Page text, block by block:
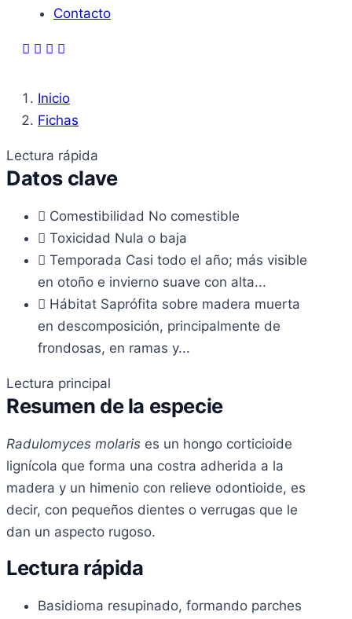
Contacto
Inicio
Fichas
Lectura rápida
Datos clave
Comestibilidad No comestible
Toxicidad Nula o baja
Temporada Casi todo el año; más visible
en otoño e invierno suave con alta...
Hábitat Saprófita sobre madera muerta
en descomposición, principalmente de
frondosas, en ramas y...
Lectura principal
Resumen de la especie
Radulomyces molaris es un hongo corticioide
lignícola que forma una costra adherida a la
madera y un himenio con relieve odontioide, es
decir, con pequeños dientes o verrugas que le
dan un aspecto rugoso.
Lectura rápida
Basidioma resupinado, formando parches